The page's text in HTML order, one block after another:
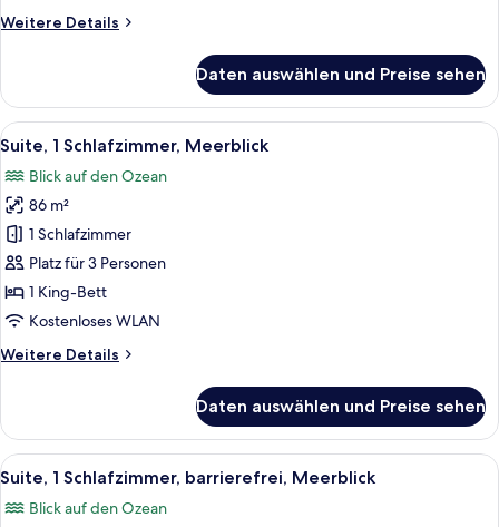
Weitere Details
Weitere
2 Schlafzimmer,
Meerblick
(Imperial)
Daten auswählen und Preise sehen
Alle
Fotos
für
Suite,
Schlafzimmer,
Meerblick
anzeigen
Ein Wohnzimmer mit einem roten
4
Suite, 1 Schlafzimmer, Meerblick
Blick auf den Ozean
86 m²
1 Schlafzimmer
Platz für 3 Personen
1 King-Bett
Kostenloses WLAN
Weitere Details
Weitere
1
Schlafzimmer,
Meerblick
Daten auswählen und Preise sehen
Alle
Fotos
für
Ein Wohnzimmer mit einem roten
4
Suite, 1 Schlafzimmer, barrierefrei, Meerblick
Blick auf den Ozean